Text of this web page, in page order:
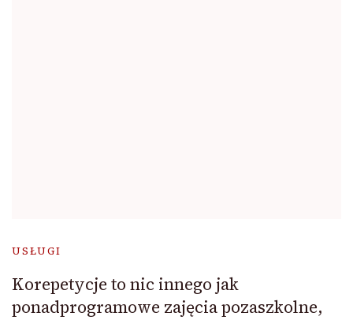
USŁUGI
Korepetycje to nic innego jak
ponadprogramowe zajęcia pozaszkolne,